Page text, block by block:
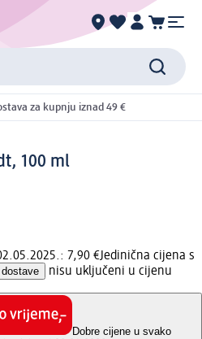
za kupnju iznad 49 €
100 ml
7,90 €Jedinična cijena s
nisu uključeni u cijenu
Dobre cijene u svako